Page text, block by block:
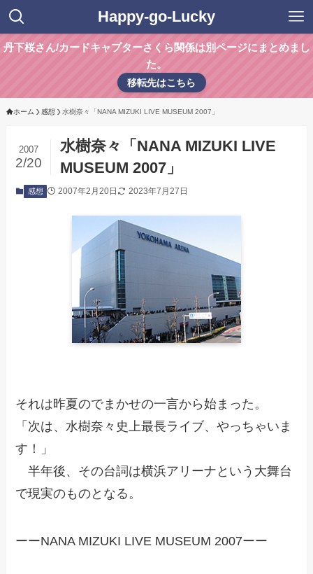
Happy-go-Lucky
丹下桜さん/カードキャプターさくら関係は別ページにまとめまし
た。
移転先はこちら
ホーム 感想 水樹奈々「NANA MIZUKI LIVE MUSEUM 2007」
水樹奈々「NANA MIZUKI LIVE
MUSEUM 2007」
2007
2/20
感想 2007年2月20日 2023年7月27日
それは昨夏のでまかせの一言から始まった。
「次は、水樹奈々史上最長ライブ、やっちゃいま
す！」
半年後、その台詞は横浜アリーナという大舞台
で現実のものとなる。
ーーNANA MIZUKI LIVE MUSEUM 2007ーー